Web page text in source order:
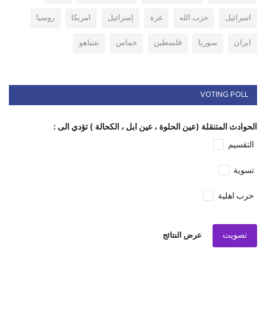
اسرائيل
حزب الله غزة إسرائيل امريكا
روسيا
ايران
سوريا فلسطين حماس نتنياهو
VOTING POLL
الحوادث المتنقلة (عين الحلوة ، عين ابل ، الكحالة ) تؤدي الى :
التقسيم
تسوية
حرب اهلية
تصويت عرض النتائج